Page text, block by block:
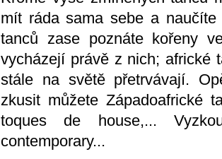
mít ráda sama sebe a
tanců zase poznáte kořeny
vycházejí právě z nich; africké
stále na světě přetrvávají.
zkusit můžete Západoafrické
toques de house,...
contemporary...